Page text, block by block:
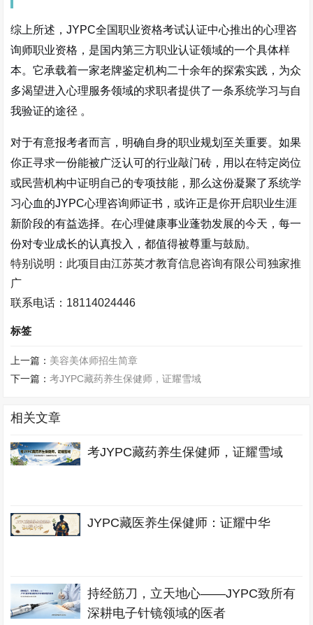
综上所述，JYPC全国职业资格考试认证中心推出的心理咨
询师职业资格，是国内第三方职业认证领域的一个具体样
本。它承载着一家老牌鉴定机构二十余年的探索实践，为众
多渴望进入心理服务领域的求职者提供了一条系统学习与自
我验证的途径 。
对于有意报考者而言，明确自身的职业规划至关重要。如果
你正寻求一份能被广泛认可的行业敲门砖，用以在特定岗位
或民营机构中证明自己的专项技能，那么这份凝聚了系统学
习心血的JYPC心理咨询师证书，或许正是你开启职业生涯
新阶段的有益选择。在心理健康事业蓬勃发展的今天，每一
份对专业成长的认真投入，都值得被尊重与鼓励。
特别说明：此项目由江苏英才教育信息咨询有限公司独家推
广
联系电话： 18114024446
标签
上一篇： 美容美体师招生简章
下一篇：考JYPC藏药养生保健师，证耀雪域
相关文章
考JYPC藏药养生保健师，证耀雪域
JYPC藏医养生保健师：证耀中华
持经筋刀，立天地心——JYPC致所有
深耕电子针镜领域的医者